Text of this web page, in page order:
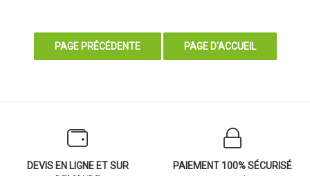
DEVIS EN LIGNE ET SUR
PAIEMENT 100% SÉCURISÉ